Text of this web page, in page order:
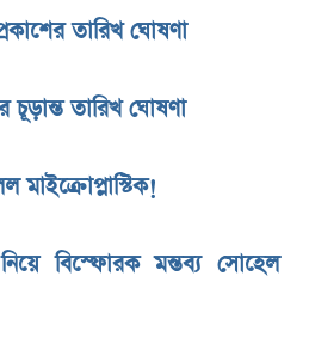
তারিখ ঘোষণা
চূড়ান্ত তারিখ ঘোষণা
মাইক্রোপ্লাস্টিক!
বিস্ফোরক মন্তব্য সোহেল